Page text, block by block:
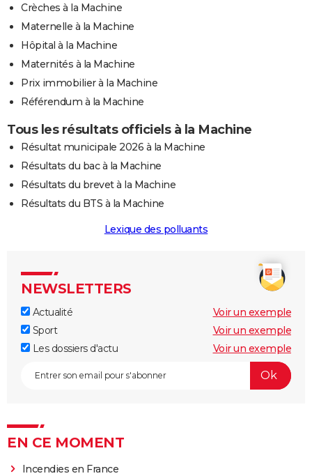
Crèches à la Machine
Maternelle à la Machine
Hôpital à la Machine
Maternités à la Machine
Prix immobilier à la Machine
Référendum à la Machine
Tous les résultats officiels à la Machine
Résultat municipale 2026 à la Machine
Résultats du bac à la Machine
Résultats du brevet à la Machine
Résultats du BTS à la Machine
Lexique des polluants
NEWSLETTERS
Actualité
Voir un exemple
Sport
Voir un exemple
Les dossiers d'actu
Voir un exemple
EN CE MOMENT
Incendies en France